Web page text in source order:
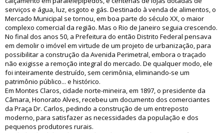
serviços e água, luz, esgoto e gás. Destinado à venda de alimentos, o
Mercado Municipal se tornou, em boa parte do século XX, o maior
complexo comercial da região. Mas o Rio de Janeiro seguia crescendo.
No final dos anos 50, a Prefeitura do então Distrito Federal pensava
em demolir o imóvel em virtude de um projeto de urbanização, para
possibilitar a construção da Avenida Perimetral, embora o traçado
não exigisse a remoção integral do mercado. De qualquer modo, ele
foi inteiramente destruído, sem cerimônia, eliminando-se um
patrimônio público... e histórico.
Em Montes Claros, cidade norte-mineira, em 1897, o presidente da
Câmara, Honorato Alves, recebeu um documento dos comerciantes
da Praça Dr. Carlos, pedindo a construção de um entreposto
moderno, para satisfazer as necessidades da população e dos
pequenos produtores rurais.